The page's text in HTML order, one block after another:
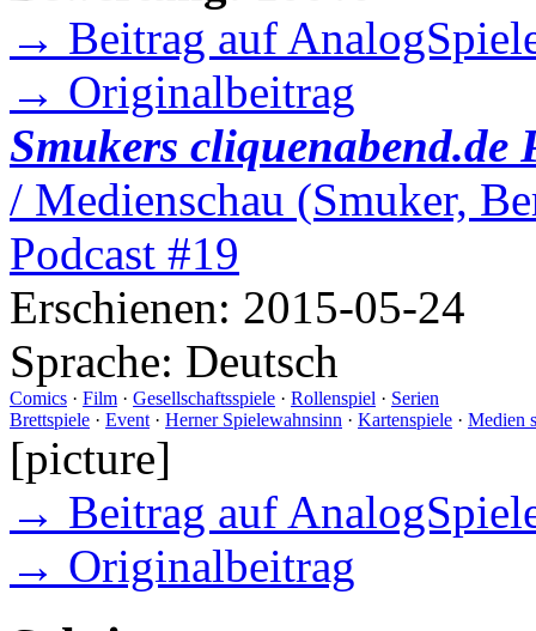
→ Beitrag auf
→ Originalbeitrag
Smukers cliquenabend.de
/ Medienschau (Smuker,
Podcast #19
Erschienen: 2015-05-24
Sprache: Deutsch
Comics · Film · Gesellschaftsspiele · Rollenspiel · Serien
Brettspiele · Event · Herner Spielewahnsinn · Kartenspiele · Medien
[picture]
→ Beitrag auf
→ Originalbeitrag